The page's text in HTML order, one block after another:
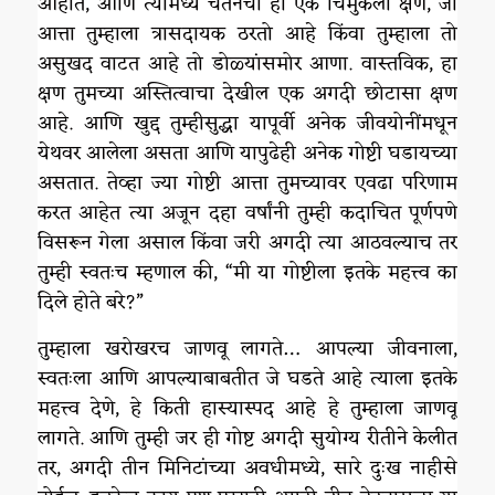
आत्ता तुम्हाला त्रासदायक ठरतो आहे किंवा तुम्हाला तो
असुखद वाटत आहे तो डोळ्यांसमोर आणा. वास्तविक, हा
क्षण तुमच्या अस्तित्वाचा देखील एक अगदी छोटासा क्षण
आहे. आणि खुद्द तुम्हीसुद्धा यापूर्वी अनेक जीवयोनींमधून
येथवर आलेला असता आणि यापुढेही अनेक गोष्टी घडायच्या
असतात. तेव्हा ज्या गोष्टी आत्ता तुमच्यावर एवढा परिणाम
करत आहेत त्या अजून दहा वर्षांनी तुम्ही कदाचित पूर्णपणे
विसरून गेला असाल किंवा जरी अगदी त्या आठवल्याच तर
तुम्ही स्वतःच म्हणाल की, “मी या गोष्टीला इतके महत्त्व का
दिले होते बरे?”
तुम्हाला खरोखरच जाणवू लागते… आपल्या जीवनाला,
स्वतःला आणि आपल्याबाबतीत जे घडते आहे त्याला इतके
महत्त्व देणे, हे किती हास्यास्पद आहे हे तुम्हाला जाणवू
लागते. आणि तुम्ही जर ही गोष्ट अगदी सुयोग्य रीतीने केलीत
तर, अगदी तीन मिनिटांच्या अवधीमध्ये, सारे दुःख नाहीसे